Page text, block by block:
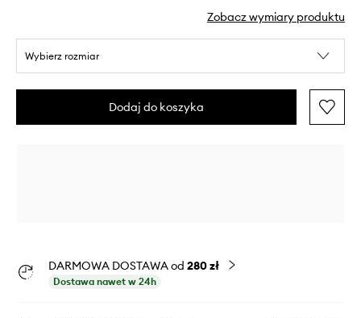
Zobacz wymiary produktu
Wybierz rozmiar
Dodaj do koszyka
DARMOWA DOSTAWA od 280 zł
Dostawa nawet w 24h